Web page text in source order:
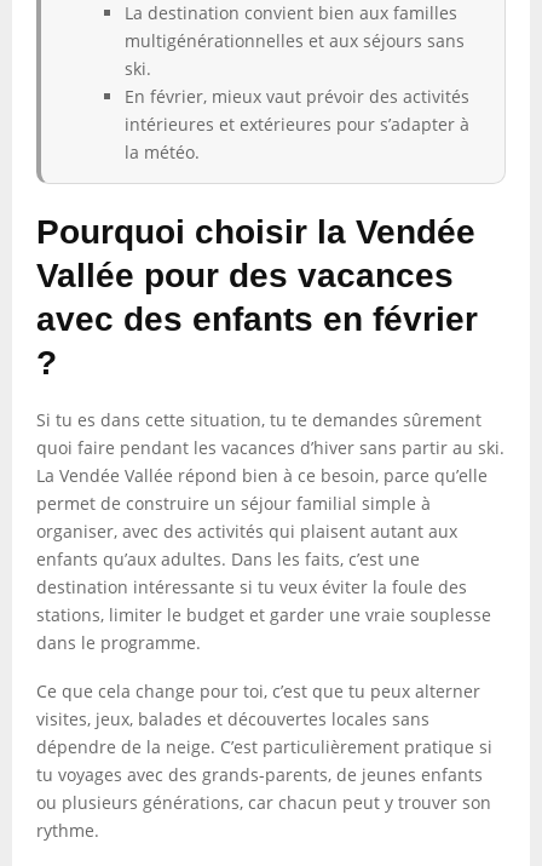
La destination convient bien aux familles
multigénérationnelles et aux séjours sans
ski.
En février, mieux vaut prévoir des activités
intérieures et extérieures pour s’adapter à
la météo.
Pourquoi choisir la Vendée
Vallée pour des vacances
avec des enfants en février
?
Si tu es dans cette situation, tu te demandes sûrement
quoi faire pendant les vacances d’hiver sans partir au ski.
La Vendée Vallée répond bien à ce besoin, parce qu’elle
permet de construire un séjour familial simple à
organiser, avec des activités qui plaisent autant aux
enfants qu’aux adultes. Dans les faits, c’est une
destination intéressante si tu veux éviter la foule des
stations, limiter le budget et garder une vraie souplesse
dans le programme.
Ce que cela change pour toi, c’est que tu peux alterner
visites, jeux, balades et découvertes locales sans
dépendre de la neige. C’est particulièrement pratique si
tu voyages avec des grands-parents, de jeunes enfants
ou plusieurs générations, car chacun peut y trouver son
rythme.